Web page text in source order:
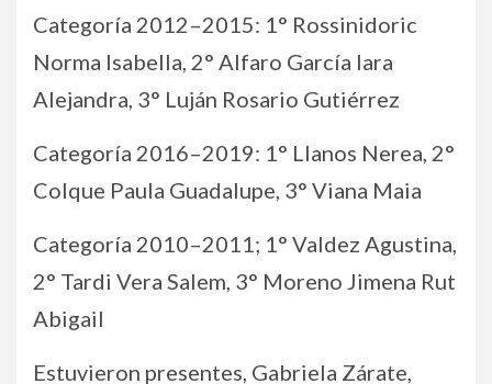
Categoría 2012–2015: 1° Rossinidoric
Norma Isabella, 2° Alfaro García Iara
Alejandra, 3° Luján Rosario Gutiérrez
Categoría 2016–2019: 1° Llanos Nerea, 2°
Colque Paula Guadalupe, 3° Viana Maia
Categoría 2010–2011; 1° Valdez Agustina,
2° Tardi Vera Salem, 3° Moreno Jimena Rut
Abigail
Estuvieron presentes, Gabriela Zárate,